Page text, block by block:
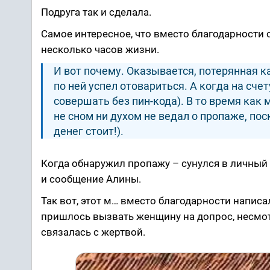
Подруга так и сделала.
Самое интересное, что вместо
несколько часов жизни.
И вот почему. Оказывается, потерянная
по ней успел отовариться. А когда на
совершать без пин-кода). В то время
не сном ни духом не ведал о пропаже,
денег стоит!).
Когда обнаружил пропажу – сунулся в личный
и сообщение Алины.
Так вот, этот м… вместо благодарности
пришлось вызвать женщину на допрос,
связалась с жертвой.